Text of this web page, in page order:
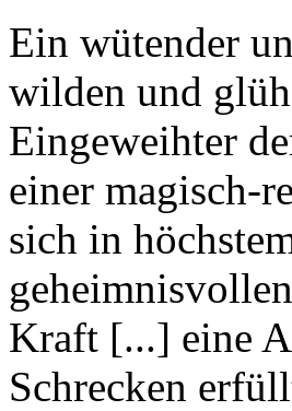
Ein wütender
wilden und
Eingeweihter
einer magisch-
sich in
Kraft [...] eine
Schrecken